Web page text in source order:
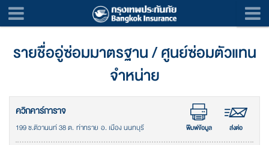
รายชื่ออู่ซ่อมมาตรฐาน / ศูนย์ซ่อมตัวแทน
จำหน่าย
ควิกคาร์การาจ
199 ซ.ติวานนท์ 38 ต. ท่าทราย อ. เมือง นนทบุรี พิมพ์ข้อมูล ส่งต่อ